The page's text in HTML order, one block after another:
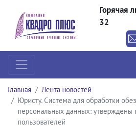
Горячая
32
Главная
Лента новостей
Юристу. Система для обработки
персональных данных: утверждены
пользователей